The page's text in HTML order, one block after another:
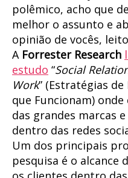
polêmico, acho que
melhor o assunto e
opinião de vocês,
A Forrester Research
estudo “Social
Work” (Estratégias
que Funcionam)
das grandes marcas
dentro das redes
Um dos principais
pesquisa é o alcance